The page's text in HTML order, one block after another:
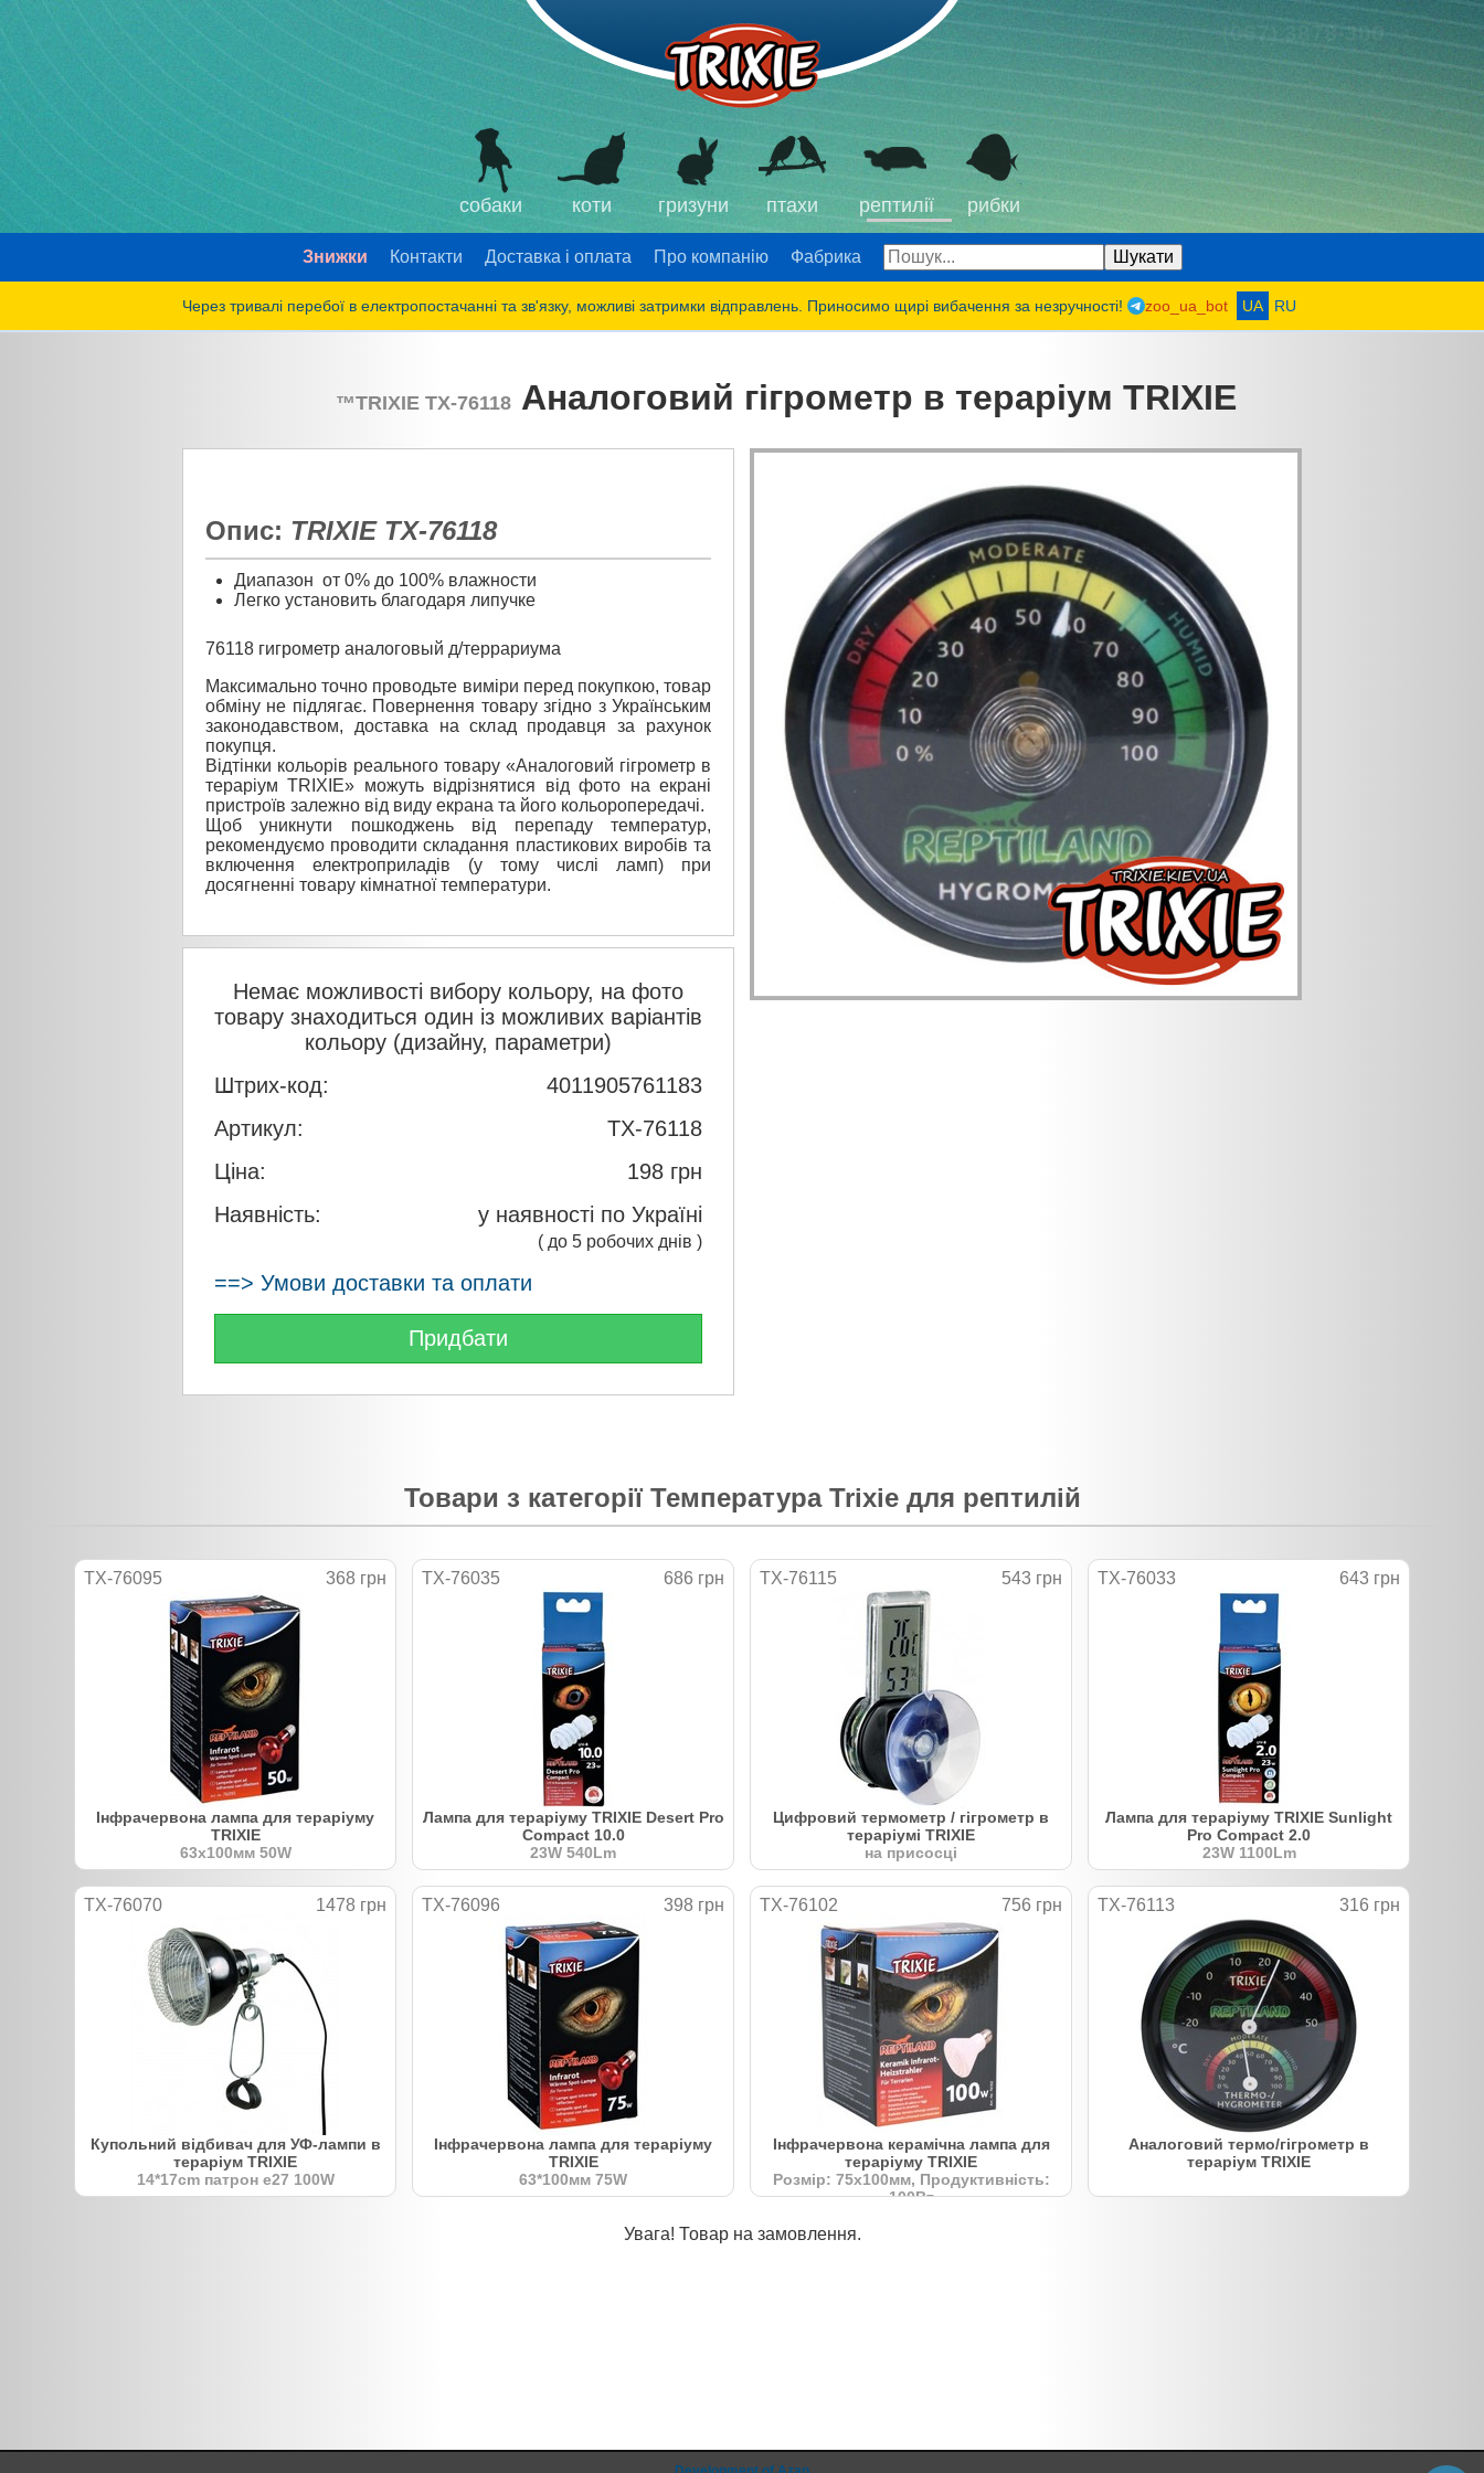
(067) 3878-300
собаки коти гризуни птахи рептилії рибки
Знижки Контакти Доставка і оплата Про компанію Фабрика
Через тривалі перебої в електропостачанні та зв'язку, можливі затримки відправлень. Приносимо щирі вибачення за незручності! zoo_ua_bot UA RU
™TRIXIE TX-76118 Аналоговий гігрометр в тераріум TRIXIE
Опис: TRIXIE TX-76118
Диапазон от 0% до 100% влажности
Легко установить благодаря липучке
76118 гигрометр аналоговый д/террариума
Максимально точно проводьте виміри перед покупкою, товар
обміну не підлягає. Повернення товару згідно з Українським
законодавством, доставка на склад продавця за рахунок
покупця.
Відтінки кольорів реального товару «Аналоговий гігрометр в
тераріум TRIXIE» можуть відрізнятися від фото на екрані
пристроїв залежно від виду екрана та його кольоропередачі.
Щоб уникнути пошкоджень від перепаду температур,
рекомендуємо проводити складання пластикових виробів та
включення електроприладів (у тому числі ламп) при
досягненні товару кімнатної температури.
Немає можливості вибору кольору, на фото
товару знаходиться один із можливих варіантів
кольору (дизайну, параметри)
Штрих-код:
4011905761183
Артикул:
TX-76118
Ціна:
198 грн
Наявність:
у наявності по Україні
( до 5 робочих днів )
==> Умови доставки та оплати
Придбати
Товари з категорії Температура Trixie для рептилій
TX-76095 368 грн
Інфрачервона лампа для тераріуму
TRIXIE
63х100мм 50W
TX-76035 686 грн
Лампа для тераріуму TRIXIE Desert Pro
Compact 10.0
23W 540Lm
TX-76115 543 грн
Цифровий термометр / гігрометр в
тераріумі TRIXIE
на присосці
TX-76033 643 грн
Лампа для тераріуму TRIXIE Sunlight
Pro Compact 2.0
23W 1100Lm
TX-76070 1478 грн
Купольний відбивач для УФ-лампи в
тераріум TRIXIE
14*17cm патрон e27 100W
TX-76096 398 грн
Інфрачервона лампа для тераріуму
TRIXIE
63*100мм 75W
TX-76102 756 грн
Інфрачервона керамічна лампа для
тераріуму TRIXIE
Розмір: 75х100мм, Продуктивність:
100Вт
TX-76113 316 грн
Аналоговий термо/гігрометр в
тераріум TRIXIE
Увага! Товар на замовлення.